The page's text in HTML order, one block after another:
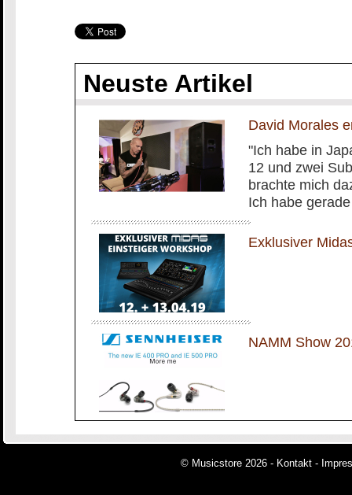
Neuste Artikel
David Morales
"Ich habe in
12 und zwei
brachte mich
Ich habe
Exklusiver
NAMM Show
© Musicstore 2026 - Kontakt -